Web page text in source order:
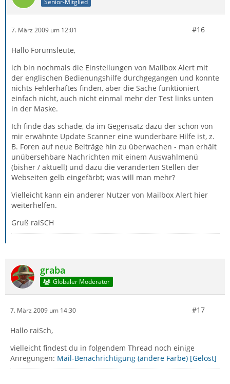
7. März 2009 um 12:01 #16
Hallo Forumsleute,
ich bin nochmals die Einstellungen von Mailbox Alert mit
der englischen Bedienungshilfe durchgegangen und konnte
nichts Fehlerhaftes finden, aber die Sache funktioniert
einfach nicht, auch nicht einmal mehr der Test links unten
in der Maske.
Ich finde das schade, da im Gegensatz dazu der schon von
mir erwähnte Update Scanner eine wunderbare Hilfe ist, z.
B. Foren auf neue Beiträge hin zu überwachen - man erhält
unübersehbare Nachrichten mit einem Auswahlmenü
(bisher / aktuell) und dazu die veränderten Stellen der
Webseiten gelb eingefärbt; was will man mehr?
Vielleicht kann ein anderer Nutzer von Mailbox Alert hier
weiterhelfen.
Gruß raiSCH
graba
Globaler Moderator
7. März 2009 um 14:30 #17
Hallo raiSch,
vielleicht findest du in folgendem Thread noch einige
Anregungen: Mail-Benachrichtigung (andere Farbe) [Gelöst]